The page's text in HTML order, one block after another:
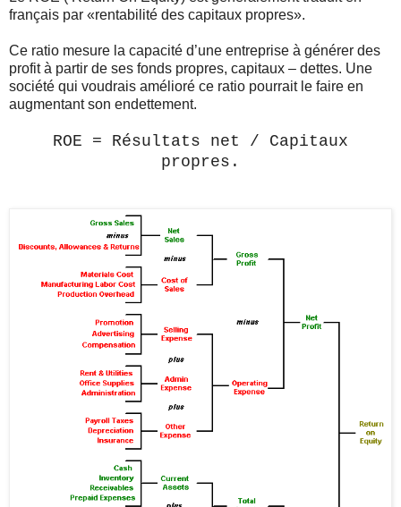
français par «rentabilité des capitaux propres».
Ce ratio mesure la capacité d’une entreprise à générer des
profit à partir de ses fonds propres, capitaux – dettes. Une
société qui voudrais amélioré ce ratio pourrait le faire en
augmentant son endettement.
ROE = Résultats net / Capitaux
propres.